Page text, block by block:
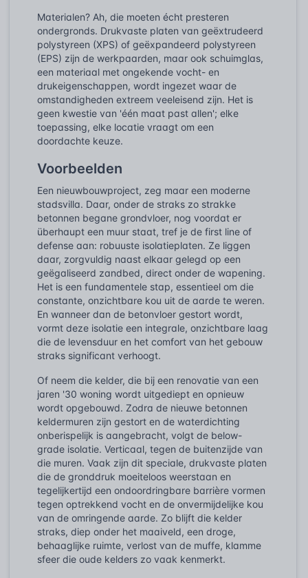
Materialen? Ah, die moeten écht presteren
ondergronds. Drukvaste platen van geëxtrudeerd
polystyreen (XPS) of geëxpandeerd polystyreen
(EPS) zijn de werkpaarden, maar ook schuimglas,
een materiaal met ongekende vocht- en
drukeigenschappen, wordt ingezet waar de
omstandigheden extreem veeleisend zijn. Het is
geen kwestie van 'één maat past allen'; elke
toepassing, elke locatie vraagt om een
doordachte keuze.
Voorbeelden
Een nieuwbouwproject, zeg maar een moderne
stadsvilla. Daar, onder de straks zo strakke
betonnen begane grondvloer, nog voordat er
überhaupt een muur staat, tref je de first line of
defense aan: robuuste isolatieplaten. Ze liggen
daar, zorgvuldig naast elkaar gelegd op een
geëgaliseerd zandbed, direct onder de wapening.
Het is een fundamentele stap, essentieel om die
constante, onzichtbare kou uit de aarde te weren.
En wanneer dan de betonvloer gestort wordt,
vormt deze isolatie een integrale, onzichtbare laag
die de levensduur en het comfort van het gebouw
straks significant verhoogt.
Of neem die kelder, die bij een renovatie van een
jaren '30 woning wordt uitgediept en opnieuw
wordt opgebouwd. Zodra de nieuwe betonnen
keldermuren zijn gestort en de waterdichting
onberispelijk is aangebracht, volgt de below-
grade isolatie. Verticaal, tegen de buitenzijde van
die muren. Vaak zijn dit speciale, drukvaste platen
die de gronddruk moeiteloos weerstaan en
tegelijkertijd een ondoordringbare barrière vormen
tegen optrekkend vocht en de onvermijdelijke kou
van de omringende aarde. Zo blijft die kelder
straks, diep onder het maaiveld, een droge,
behaaglijke ruimte, verlost van de muffe, klamme
sfeer die oude kelders zo vaak kenmerkt.